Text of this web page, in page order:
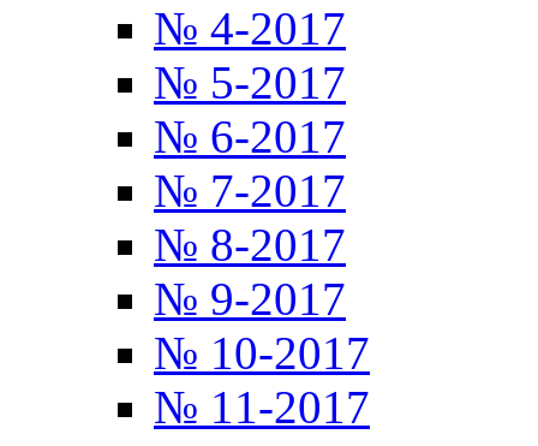
№ 4-2017
№ 5-2017
№ 6-2017
№ 7-2017
№ 8-2017
№ 9-2017
№ 10-2017
№ 11-2017